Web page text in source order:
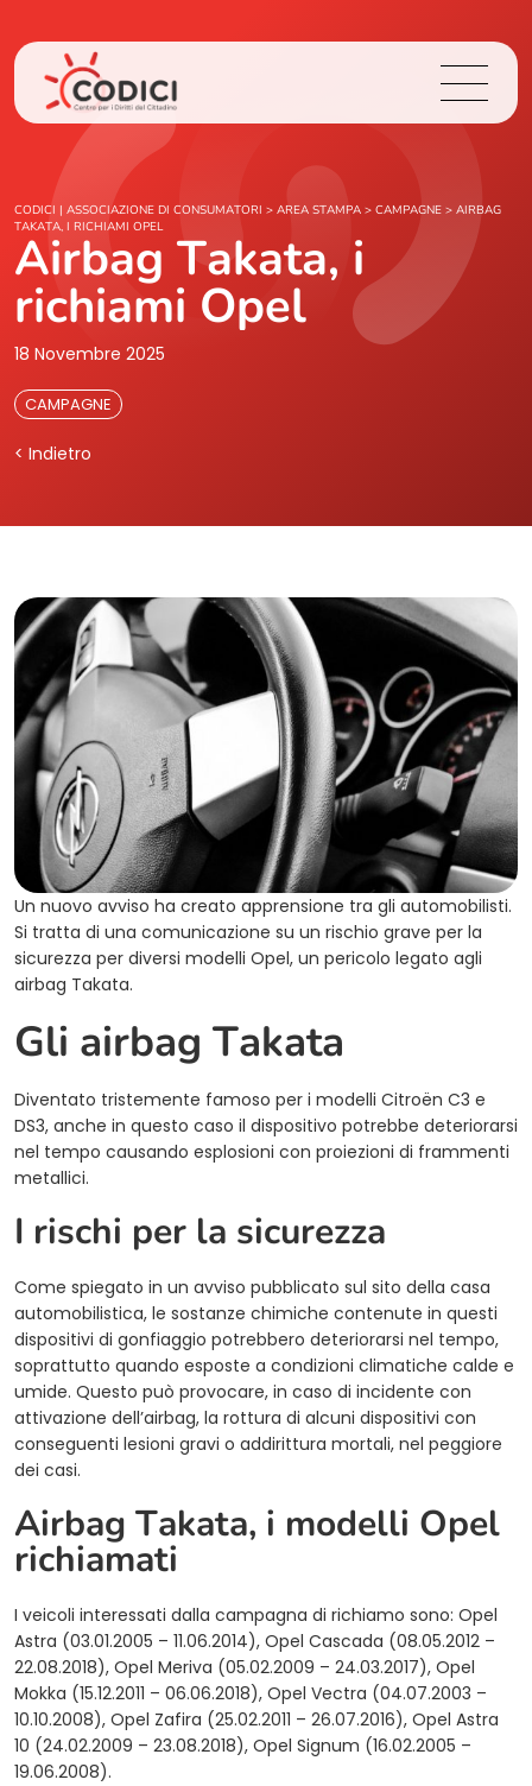
Chi Siamo
Cosa Facciamo
Area Stampa
CODICI | ASSOCIAZIONE DI CONSUMATORI > AREA STAMPA > CAMPAGNE > AIRBAG
TAKATA, I RICHIAMI OPEL
Airbag Takata, i
richiami Opel
18 Novembre 2025
CAMPAGNE
< Indietro
Un nuovo avviso ha creato apprensione tra gli automobilisti.
Si tratta di una comunicazione su un rischio grave per la
sicurezza per diversi modelli Opel, un pericolo legato agli
airbag Takata.
Gli airbag Takata
Diventato tristemente famoso per i modelli Citroën C3 e
DS3, anche in questo caso il dispositivo potrebbe deteriorarsi
nel tempo causando esplosioni con proiezioni di frammenti
metallici.
I rischi per la sicurezza
Come spiegato in un avviso pubblicato sul sito della casa
automobilistica, le sostanze chimiche contenute in questi
dispositivi di gonfiaggio potrebbero deteriorarsi nel tempo,
soprattutto quando esposte a condizioni climatiche calde e
umide. Questo può provocare, in caso di incidente con
attivazione dell’airbag, la rottura di alcuni dispositivi con
conseguenti lesioni gravi o addirittura mortali, nel peggiore
dei casi.
Airbag Takata, i modelli Opel
richiamati
I veicoli interessati dalla campagna di richiamo sono: Opel
Astra (03.01.2005 – 11.06.2014), Opel Cascada (08.05.2012 –
22.08.2018), Opel Meriva (05.02.2009 – 24.03.2017), Opel
Mokka (15.12.2011 – 06.06.2018), Opel Vectra (04.07.2003 –
10.10.2008), Opel Zafira (25.02.2011 – 26.07.2016), Opel Astra
10 (24.02.2009 – 23.08.2018), Opel Signum (16.02.2005 –
19.06.2008).